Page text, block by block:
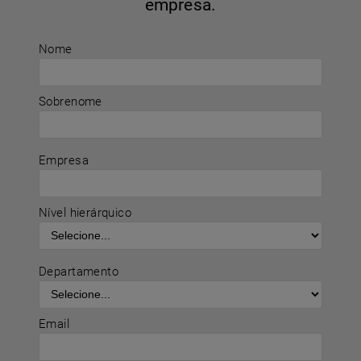
Nome
Sobrenome
Empresa
Nível hierárquico
Departamento
Email
empresa.